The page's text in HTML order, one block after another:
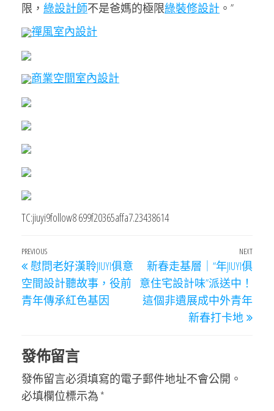
限， 綠設計師不是爸媽的極限綠裝修設計 。”
禪風室內設計
商業空間室內設計
TC:jiuyi9follow8 699f20365affa7.23438614
文
章
導
Previous
Post
PREVIOUS
慰問老好漢聆JIUYI俱意
空間設計聽故事，役前
青年傳承紅色基因
Next
Post
NEXT
新春走基層｜“年JIUYI俱
意住宅設計味”派送中！
這個非遺展成中外青年
新春打卡地
發佈留言
發佈留言必須填寫的電子郵件地址不會公開。
必填欄位標示為 *